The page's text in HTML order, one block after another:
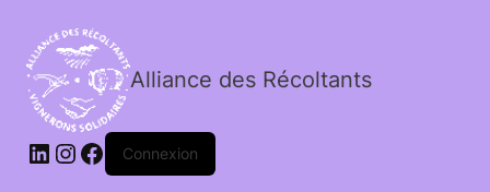
Alliance des Récoltants
Connexion